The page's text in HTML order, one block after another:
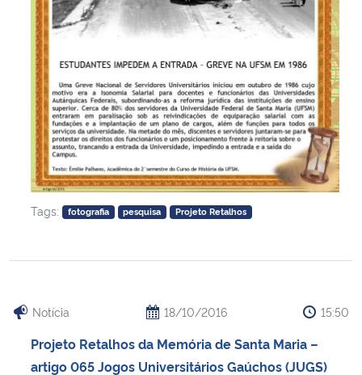
Tags: fotografia pesquisa Projeto Retalhos
Notícia 18/10/2016 15:50
Projeto Retalhos da Memória de Santa Maria –
artigo 065 Jogos Universitários Gaúchos (JUGS)